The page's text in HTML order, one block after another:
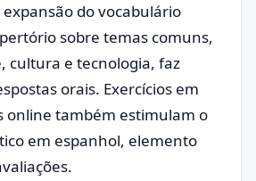
do vocabulário
sobre temas comuns,
cultura e tecnologia, faz
orais. Exercícios em
online também estimulam o
em espanhol, elemento